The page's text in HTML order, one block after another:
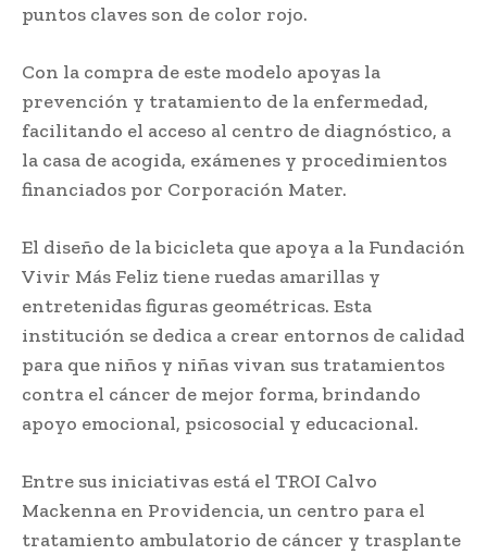
puntos claves son de color rojo.
Con la compra de este modelo apoyas la
prevención y tratamiento de la enfermedad,
facilitando el acceso al centro de diagnóstico, a
la casa de acogida, exámenes y procedimientos
financiados por Corporación Mater.
El diseño de la bicicleta que apoya a la Fundación
Vivir Más Feliz tiene ruedas amarillas y
entretenidas figuras geométricas. Esta
institución se dedica a crear entornos de calidad
para que niños y niñas vivan sus tratamientos
contra el cáncer de mejor forma, brindando
apoyo emocional, psicosocial y educacional.
Entre sus iniciativas está el TROI Calvo
Mackenna en Providencia, un centro para el
tratamiento ambulatorio de cáncer y trasplante